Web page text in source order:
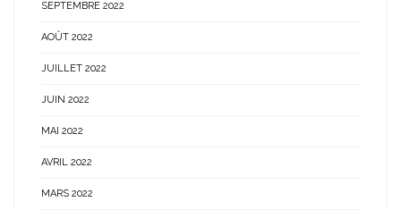
SEPTEMBRE 2022
AOÛT 2022
JUILLET 2022
JUIN 2022
MAI 2022
AVRIL 2022
MARS 2022